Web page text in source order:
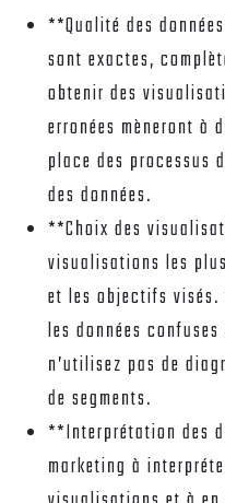
**Qualité des
sont exactes,
obtenir des
erronées mèneront à
place des processus
des données.
**Choix des
visualisations les
et les objectifs visés.
les données
n’utilisez pas de
de segments.
**Interprétation des
marketing à